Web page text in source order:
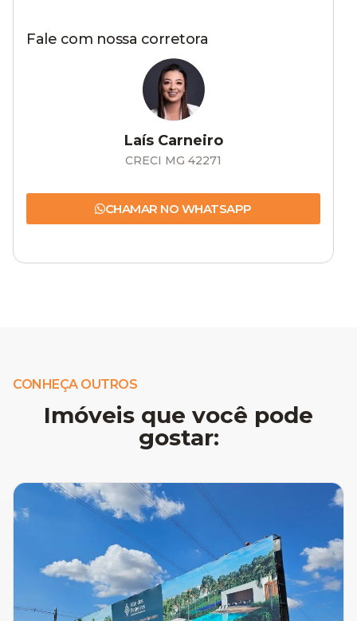
Fale com nossa corretora
Laís Carneiro
CRECI MG 42271
CHAMAR NO WHATSAPP
CONHEÇA OUTROS
Imóveis que você pode
gostar: